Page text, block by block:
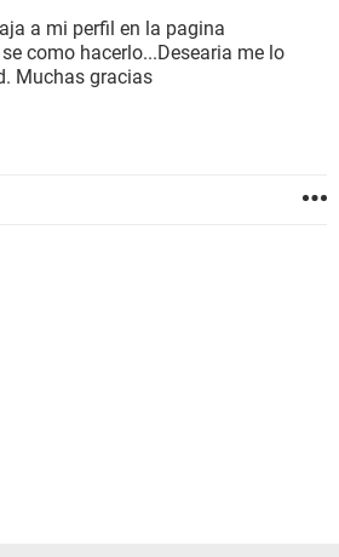
a mi perfil en la pagina
como hacerlo...Desearia me lo
Muchas gracias